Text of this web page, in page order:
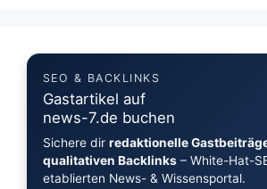
SEO & BACKLINKS
Gastartikel auf
news-7.de buchen
Sichere dir redaktionelle
qualitativen Backlinks– White-Hat-
etablierten News- & Wissensportal.